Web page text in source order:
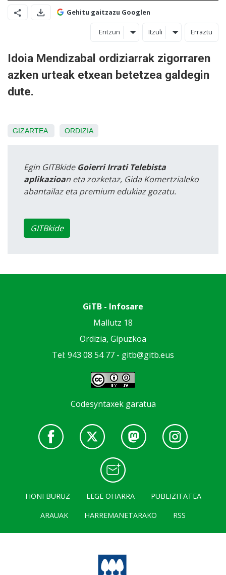
Gehitu gaitzazu Googlen
Entzun Itzuli Erraztu
Idoia Mendizabal ordiziarrak zigorraren
azken urteak etxean betetzea galdegin
dute.
GIZARTEA ORDIZIA
Egin GITBkide Goierri Irrati Telebista
aplikazioan eta zozketaz, Gida Komertzialeko
abantailaz eta premium edukiaz gozatu.
GITBkide
GiTB - Infosare
Mallutz 18
Ordizia, Gipuzkoa
Tel: 943 08 54 77 - gitb@gitb.eus
Codesyntaxek garatua
HONI BURUZ LEGE OHARRA
PUBLIZITATEA
ARAUAK
HARREMANETARAKO RSS